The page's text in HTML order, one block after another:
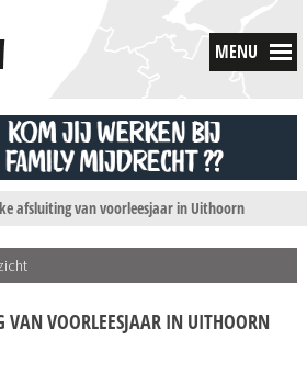
MENU
afsluiting van voorleesjaar in Uithoorn
VAN VOORLEESJAAR IN UITHOORN